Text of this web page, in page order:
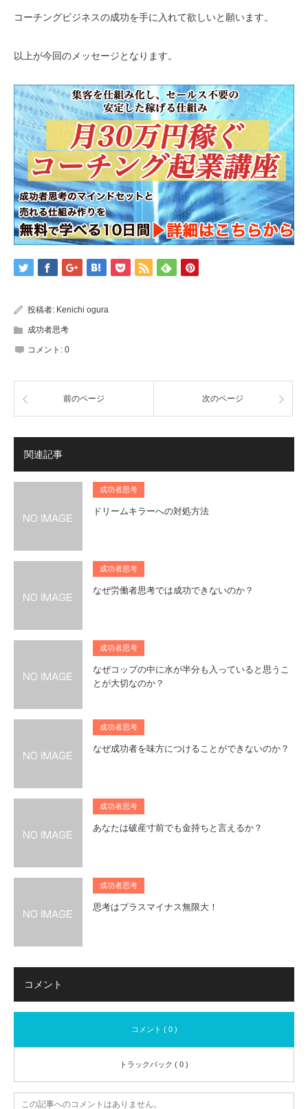
コーチングビジネスの成功を手に入れて欲しいと願います。
以上が今回のメッセージとなります。
投稿者: Kenichi ogura
成功者思考
コメント: 0
前のページ 次のページ
関連記事
成功者思考
ドリームキラーへの対処方法
成功者思考
なぜ労働者思考では成功できないのか？
成功者思考
なぜコップの中に水が半分も入っていると思うこ
とが大切なのか？
成功者思考
なぜ成功者を味方につけることができないのか？
成功者思考
あなたは破産寸前でも金持ちと言えるか？
成功者思考
思考はプラスマイナス無限大！
コメント
コメント ( 0 )
トラックバック ( 0 )
この記事へのコメントはありません。